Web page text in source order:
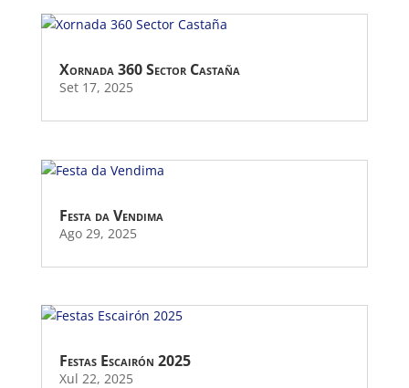
Xornada 360 Sector Castaña
Set 17, 2025
Festa da Vendima
Ago 29, 2025
Festas Escairón 2025
Xul 22, 2025